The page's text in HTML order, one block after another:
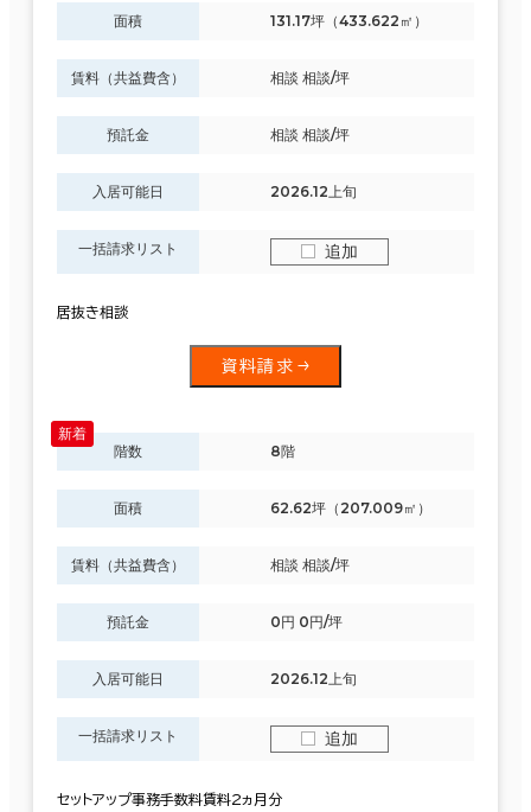
面積 131.17坪（433.622㎡）
賃料（共益費含） 相談 相談/坪
預託金 相談 相談/坪
入居可能日 2026.12上旬
一括請求リスト 追加
居抜き相談
資料請求
階数 8階
面積 62.62坪（207.009㎡）
賃料（共益費含） 相談 相談/坪
預託金 0円 0円/坪
入居可能日 2026.12上旬
一括請求リスト 追加
セットアップ事務手数料賃料2ヵ月分